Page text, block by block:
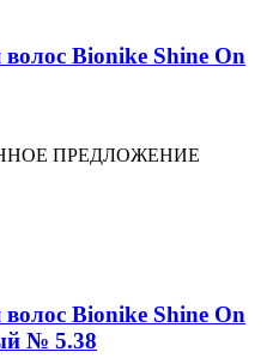
Bionike Shine On
ПРЕДЛОЖЕНИЕ
Bionike Shine On
№ 5.38